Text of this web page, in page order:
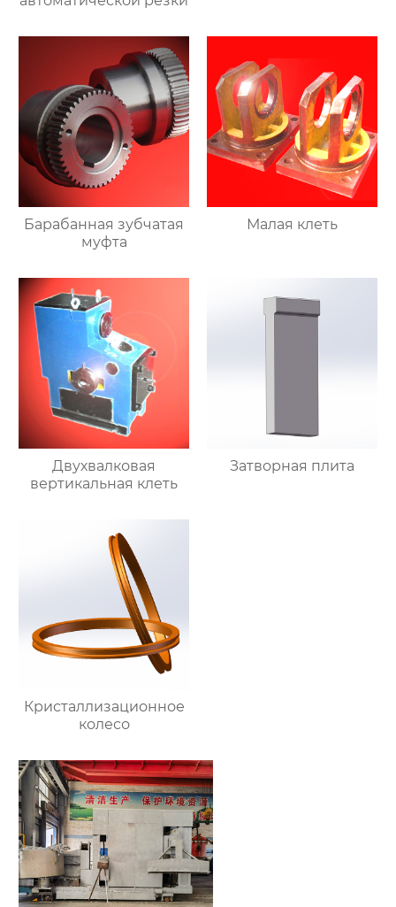
Барабанная зубчатая
муфта
Малая клеть
Двухвалковая
вертикальная клеть
Затворная плита
Кристаллизационное
колесо